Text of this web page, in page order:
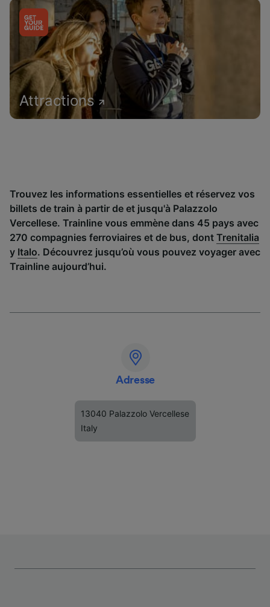
Attractions
Trouvez les informations essentielles et réservez vos
billets de train à partir de et jusqu'à Palazzolo
Vercellese. Trainline vous emmène dans 45 pays avec
270 compagnies ferroviaires et de bus, dont Trenitalia
y Italo. Découvrez jusqu’où vous pouvez voyager avec
Trainline aujourd’hui.
Adresse
13040 Palazzolo Vercellese
Italy